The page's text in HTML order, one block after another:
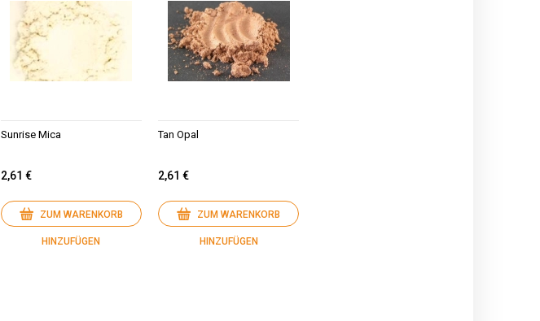
Sunrise Mica
2,61 €
ZUM WARENKORB
HINZUFÜGEN
Tan Opal
2,61 €
ZUM WARENKORB
HINZUFÜGEN